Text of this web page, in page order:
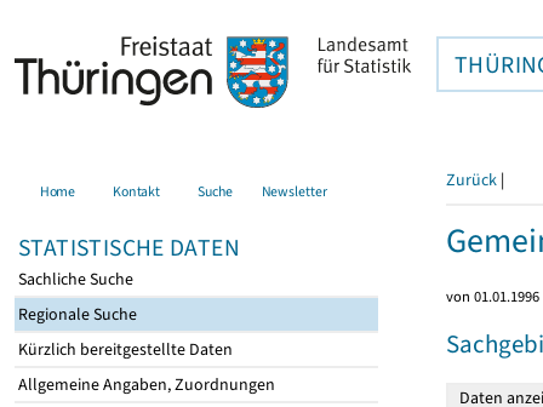
Home Kontakt Suche Newsletter
STATISTISCHE DATEN
Sachliche Suche
Regionale Suche
Kürzlich bereitgestellte Daten
Allgemeine Angaben, Zuordnungen
Zurück |
von